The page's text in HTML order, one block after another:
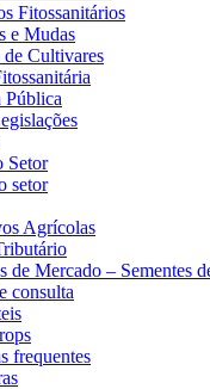
Fitossanitários
e Mudas
de Cultivares
Pública
Setor
setor
Agrícolas
de Mercado – Sementes
consulta
frequentes